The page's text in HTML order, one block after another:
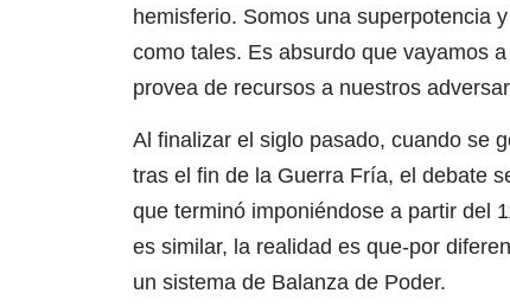
hemisferio. Somos una superpotencia
como tales. Es absurdo que vayamos
provea de recursos a nuestros
Al finalizar el siglo pasado, cuando se
tras el fin de la Guerra Fría, el debate
que terminó imponiéndose a partir del
es similar, la realidad es que-por
un sistema de Balanza de Poder.